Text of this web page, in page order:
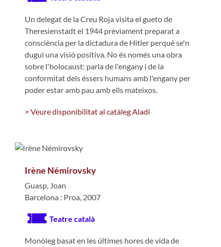
Un delegat de la Creu Roja visita el gueto de
Theresienstadt el 1944 prèviament preparat a
consciència per la dictadura de Hitler perquè se'n
dugui una visió positiva. No és només una obra
sobre l'holocaust: parla de l'engany i de la
conformitat dels éssers humans amb l'engany per
poder estar amb pau amb ells mateixos.
> Veure disponibilitat al catàleg Aladí
Irène Némirovsky
Guasp, Joan
Barcelona : Proa, 2007
Teatre català
Monòleg basat en les últimes hores de vida de